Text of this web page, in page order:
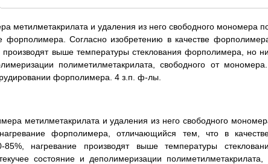
метилметакрилата и удаления из него свободного мономера
форполимера. Согласно изобретению в качестве
производят выше температуры стеклования форполимера, но
полиметилметакрилата, свободного от
форполимера. 4 з.п. ф-лы.
метилметакрилата и удаления из него свободного
форполимера, отличающийся тем, что в
нагревание производят выше температуры
состояние и деполимеризации